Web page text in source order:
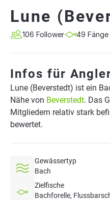
Lune
106 Follower 49 Fänge
Infos für
Lune (Beverstedt) ist ein
Nähe von Beverstedt. Das
Mitgliedern relativ stark
bewertet.
Gewässertyp
Bach
Zielfische
Bachforelle,